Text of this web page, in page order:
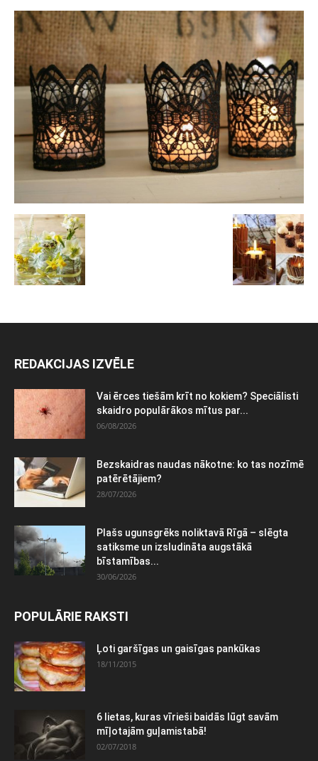
REDAKCIJAS IZVĒLE
Vai ērces tiešām krīt no kokiem? Speciālisti
skaidro populārākos mītus par...
06/08/2026
Bezskaidras naudas nākotne: ko tas nozīmē
patērētājiem?
28/07/2026
Plašs ugunsgrēks noliktavā Rīgā – slēgta
satiksme un izsludināta augstākā
bīstamības...
30/06/2026
POPULĀRIE RAKSTI
Ļoti garšīgas un gaisīgas pankūkas
18/11/2015
6 lietas, kuras vīrieši baidās lūgt savām
mīļotajām guļamistabā!
02/07/2018